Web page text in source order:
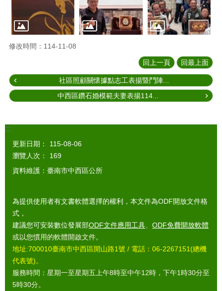
修改時間：114-11-08
回上一頁 回最上面
社區照顧關懷據點志工表揚暨鬥陣...
中西區鑽石婚模範夫妻表揚114...
:::
更新日期：
115-08-06
瀏覽人次：
169
資料維護：臺南市中西區公所
為提供使用者有文書軟體選擇的權利，本文件為ODF開放文件格
式，
建議您可安裝數位發展部ODF文件應用工具
ODF免費開放軟體
或以您慣用的軟體開啟文件。
地址:700010臺南市中西區開山路1號 / 電話：06-2267151(總機
代表號)。
服務時間：星期一至星期五上午8時至中午12時，下午1時30分至
5時30分。